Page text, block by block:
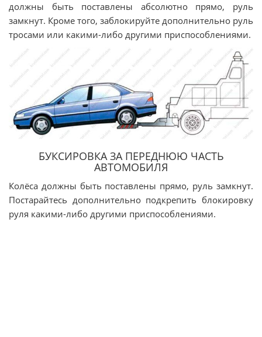
должны быть поставлены абсолютно прямо, руль
замкнут. Кроме того, заблокируйте дополнительно руль
тросами или какими-либо другими приспособлениями.
БУКСИРОВКА ЗА ПЕРЕДНЮЮ ЧАСТЬ
АВТОМОБИЛЯ
Колёса должны быть поставлены прямо, руль замкнут.
Постарайтесь дополнительно подкрепить блокировку
руля какими-либо другими приспособлениями.